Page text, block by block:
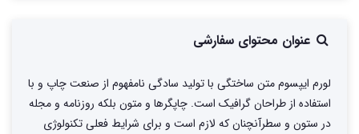
عنوان محتوای سفارشی
لورم ایپسوم متن ساختگی با تولید سادگی نامفهوم از صنعت چاپ و با
استفاده از طراحان گرافیک است. چاپگرها و متون بلکه روزنامه و مجله
در ستون و سطرآنچنان که لازم است و برای شرایط فعلی تکنولوژی